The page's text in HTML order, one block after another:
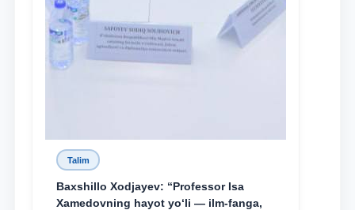
Talim
Baxshillo Xodjayev: “Professor Isa
Xamedovning hayot yo‘li — ilm-fanga,